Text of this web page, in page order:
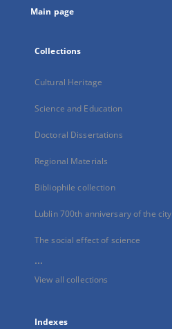
Main page
Collections
Cultural Heritage
Science and Education
Doctoral Dissertations
Regional Materials
Bibliophile collection
Lublin 700th anniversary of the city
The social effect of science
...
View all collections
Indexes